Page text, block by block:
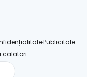
Publicitate
călători